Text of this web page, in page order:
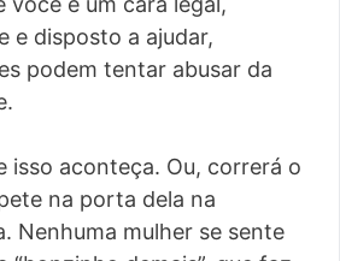
e disposto a ajudar,
podem tentar abusar da
isso aconteça. Ou, correrá o
na porta dela na
Nenhuma mulher se sente